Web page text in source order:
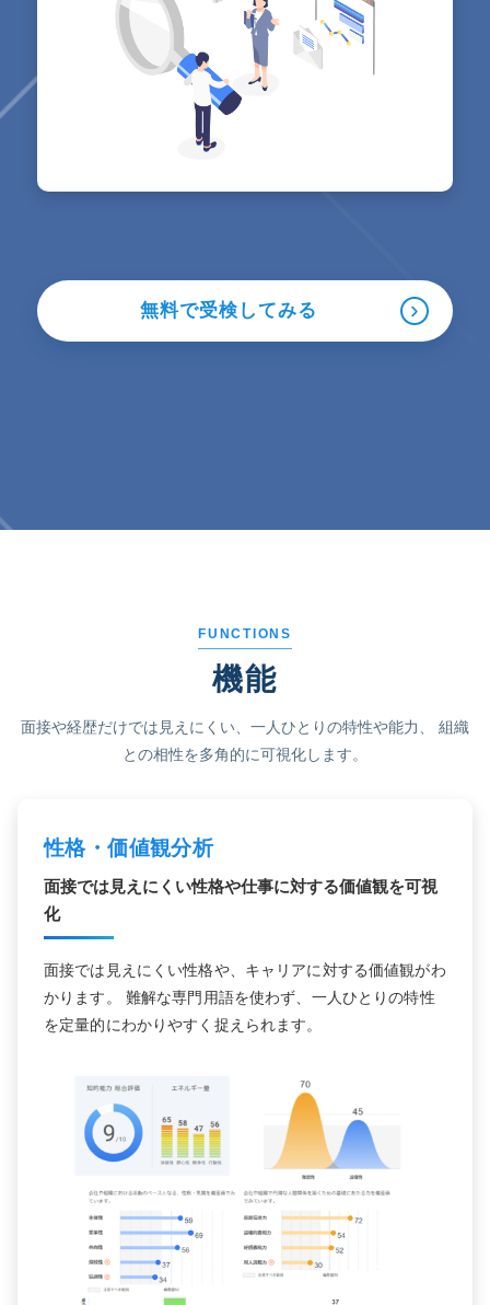
無料で受検してみる ›
FUNCTIONS
機能
面接や経歴だけでは見えにくい、一人ひとりの特性や能力、
組織
との相性を多角的に可視化します。
性格・価値観分析
面接では見えにくい性格や仕事に対する価値観を可視
化
面接では見えにくい性格や、キャリアに対する価値観がわ
かります。 難解な専門用語を使わず、一人ひとりの特性
を定量的にわかりやすく捉えられます。